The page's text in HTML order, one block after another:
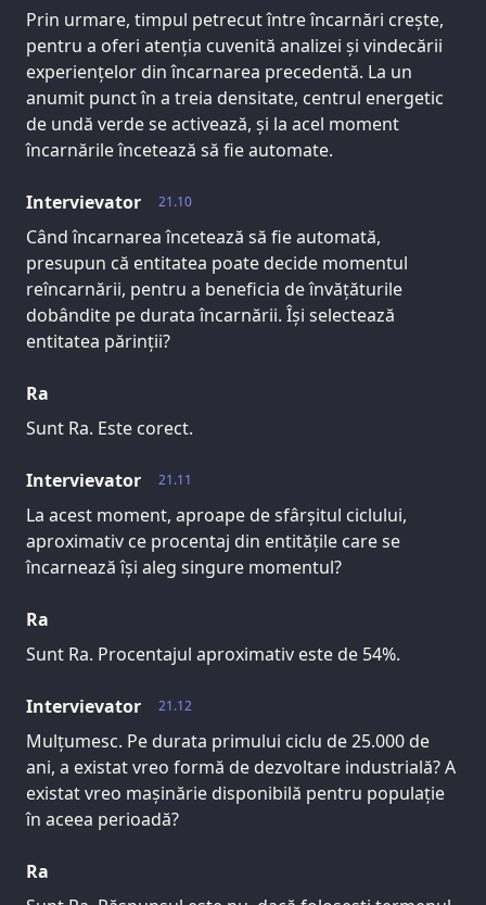
Prin urmare, timpul petrecut între încarnări crește,
pentru a oferi atenția cuvenită analizei și vindecării
experiențelor din încarnarea precedentă. La un
anumit punct în a treia densitate, centrul energetic
de undă verde se activează, și la acel moment
încarnările încetează să fie automate.
21.10
Intervievator
Când încarnarea încetează să fie automată,
presupun că entitatea poate decide momentul
reîncarnării, pentru a beneficia de învățăturile
dobândite pe durata încarnării. Își selectează
entitatea părinții?
Ra
Sunt Ra. Este corect.
21.11
Intervievator
La acest moment, aproape de sfârșitul ciclului,
aproximativ ce procentaj din entitățile care se
încarnează își aleg singure momentul?
Ra
Sunt Ra. Procentajul aproximativ este de 54%.
21.12
Intervievator
Mulțumesc. Pe durata primului ciclu de 25.000 de
ani, a existat vreo formă de dezvoltare industrială? A
existat vreo mașinărie disponibilă pentru populație
în aceea perioadă?
Ra